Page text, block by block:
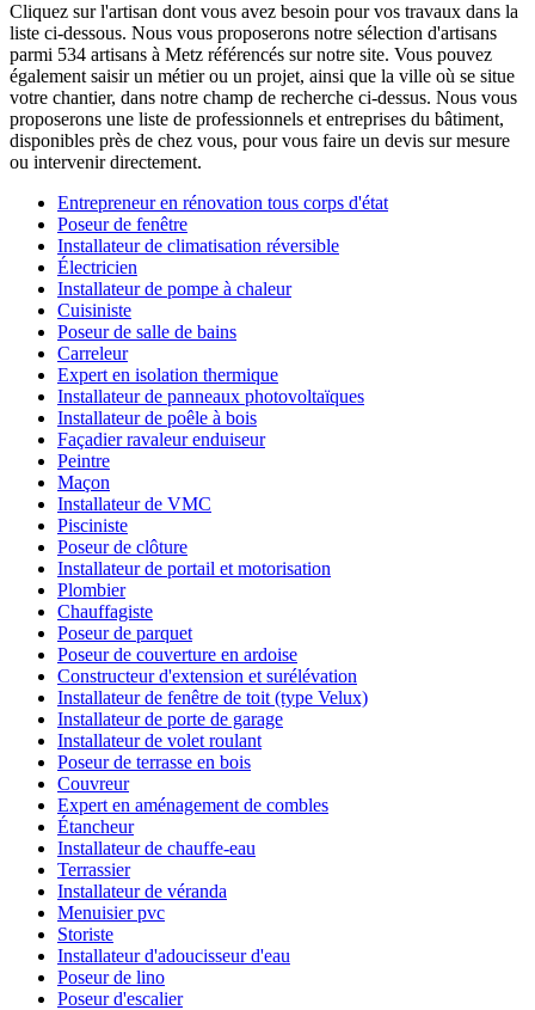
Cliquez sur l'artisan dont vous avez besoin pour vos travaux dans la
liste ci-dessous. Nous vous proposerons notre sélection d'artisans
parmi 534 artisans à Metz référencés sur notre site. Vous pouvez
également saisir un métier ou un projet, ainsi que la ville où se situe
votre chantier, dans notre champ de recherche ci-dessus. Nous vous
proposerons une liste de professionnels et entreprises du bâtiment,
disponibles près de chez vous, pour vous faire un devis sur mesure
ou intervenir directement.
Entrepreneur en rénovation tous corps d'état
Poseur de fenêtre
Installateur de climatisation réversible
Électricien
Installateur de pompe à chaleur
Cuisiniste
Poseur de salle de bains
Carreleur
Expert en isolation thermique
Installateur de panneaux photovoltaïques
Installateur de poêle à bois
Façadier ravaleur enduiseur
Peintre
Maçon
Installateur de VMC
Pisciniste
Poseur de clôture
Installateur de portail et motorisation
Plombier
Chauffagiste
Poseur de parquet
Poseur de couverture en ardoise
Constructeur d'extension et surélévation
Installateur de fenêtre de toit (type Velux)
Installateur de porte de garage
Installateur de volet roulant
Poseur de terrasse en bois
Couvreur
Expert en aménagement de combles
Étancheur
Installateur de chauffe-eau
Terrassier
Installateur de véranda
Menuisier pvc
Storiste
Installateur d'adoucisseur d'eau
Poseur de lino
Poseur d'escalier